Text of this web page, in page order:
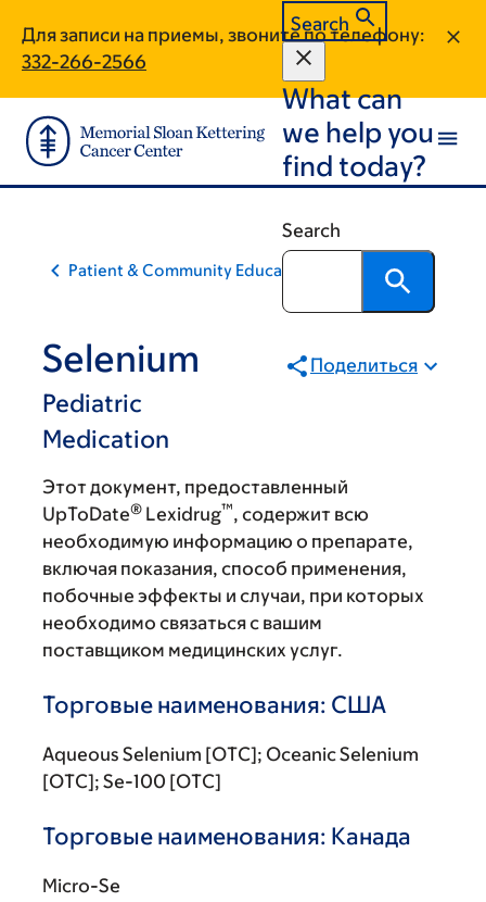
main
content
footer
Для записи на приемы, звоните по телефону:
332-266-2566
Search
What can
we help you
find today?
Search
Patient & Community Education
Selenium
Pediatric
Medication
Поделиться
Этот документ, предоставленный
UpToDate® Lexidrug™, содержит всю
необходимую информацию о препарате,
включая показания, способ применения,
побочные эффекты и случаи, при которых
необходимо связаться с вашим
поставщиком медицинских услуг.
Торговые наименования: США
Aqueous Selenium [OTC]; Oceanic Selenium
[OTC]; Se-100 [OTC]
Торговые наименования: Канада
Micro-Se